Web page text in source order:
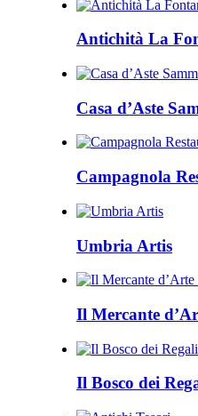
Antichità La
Casa d’Aste
Campagnola
Umbria Artis
Il Mercante
Il Bosco dei